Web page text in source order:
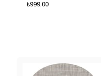
₺999,00